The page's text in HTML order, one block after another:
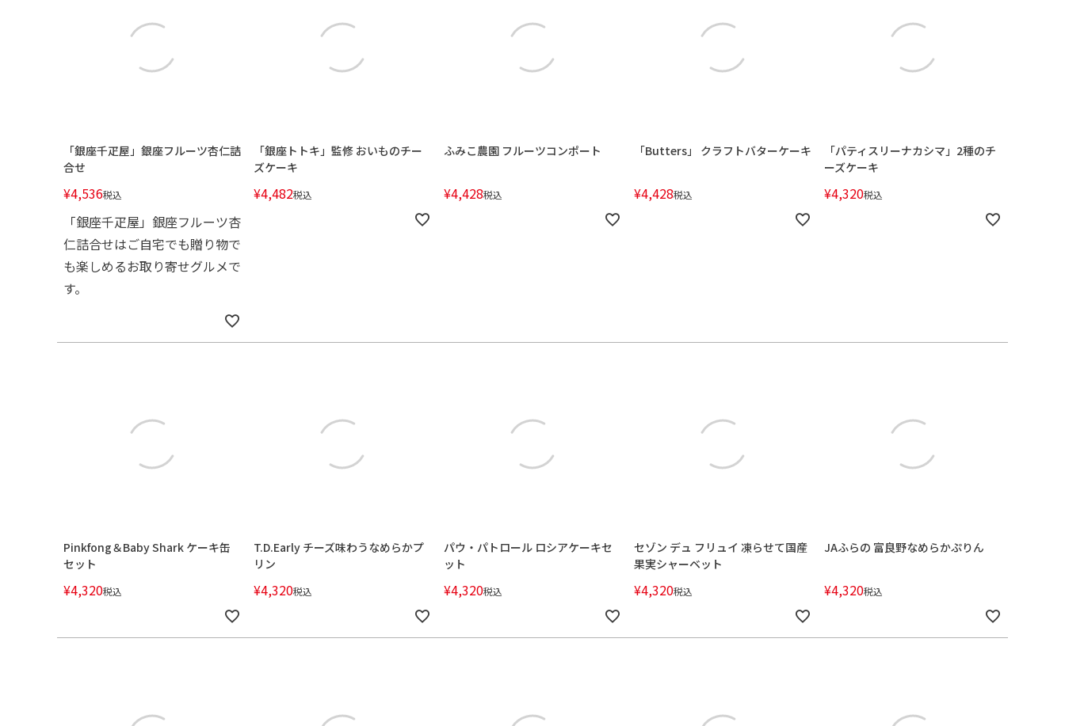
「銀座千疋屋」銀座フルーツ杏仁詰
合せ
¥4,536税込
「銀座千疋屋」銀座フルーツ杏
仁詰合せはご自宅でも贈り物で
も楽しめるお取り寄せグルメで
す。
「銀座トトキ」監修 おいものチー
ズケーキ
¥4,482税込
ふみこ農園 フルーツコンポート
¥4,428税込
「Butters」 クラフトバターケーキ
¥4,428税込
「パティスリーナカシマ」2種のチ
ーズケーキ
¥4,320税込
Pinkfong＆Baby Shark ケーキ缶
セット
¥4,320税込
T.D.Early チーズ味わうなめらかプ
リン
¥4,320税込
パウ・パトロール ロシアケーキセ
ット
¥4,320税込
セゾン デュ フリュイ 凍らせて国産
果実シャーベット
¥4,320税込
JAふらの 富良野なめらかぷりん
¥4,320税込